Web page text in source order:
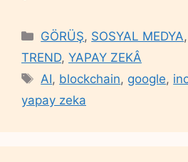
Categories
GÖRÜŞ, SOSYAL MEDYA
TREND, YAPAY ZEKÂ
Tags
AI, blockchain, google,
yapay zeka